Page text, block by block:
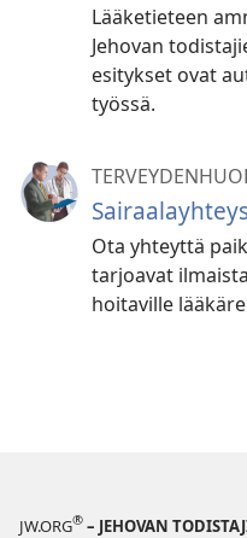
Lääketieteen
Jehovan
esitykset ovat
työssä.
Ota yhteyttä
tarjoavat
hoitaville
JW.ORG® – JEHOVAN